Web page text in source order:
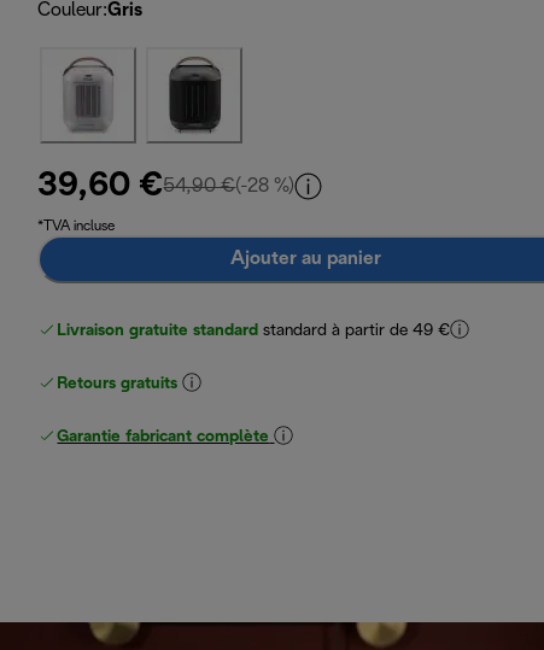
Couleur:Gris
39,60 €54,90 €prix original 54,90 €
(-28 %)
*TVA incluse
Ajouter au panier
Livraison gratuite standard standard à partir de 49 €
Retours gratuits
Garantie fabricant complète